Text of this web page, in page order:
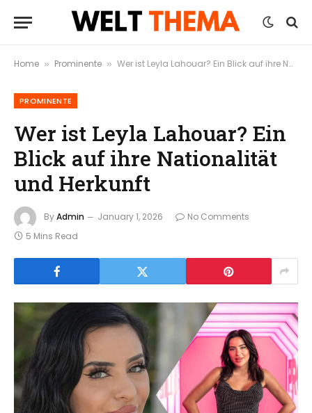
Home » Prominente » Wer ist Leyla Lahouar? Ein Blick auf ihre Nationalität und Herkunft
PROMINENTE
Wer ist Leyla Lahouar? Ein
Blick auf ihre Nationalität
und Herkunft
ByAdmin January 1, 2026
No Comments
5 Mins Read